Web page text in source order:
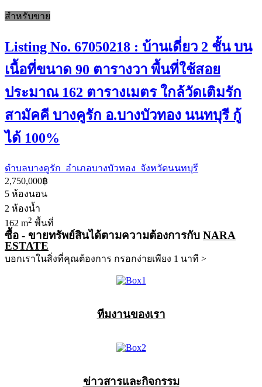
สำหรับขาย
Listing No. 67050218 : บ้านเดี่ยว 2 ชั้น บน
เนื้อที่ขนาด 90 ตารางวา พื้นที่ใช้สอย
ประมาณ 162 ตารางเมตร ใกล้วัดเติมรัก
สามัคคี บางคูรัก อ.บางบัวทอง นนทบุรี กู้
ได้ 100%
ตำบลบางคูรัก อำเภอบางบัวทอง จังหวัดนนทบุรี
2,750,000฿
5 ห้องนอน
2 ห้องน้ำ
162 m2 พื้นที่
ซื้อ - ขายทรัพย์สินได้ตามความต้องการกับ NARA
ESTATE
บอกเราในสิ่งที่คุณต้องการ กรอกง่ายเพียง 1 นาที >
ทีมงานของเรา
ข่าวสารและกิจกรรม